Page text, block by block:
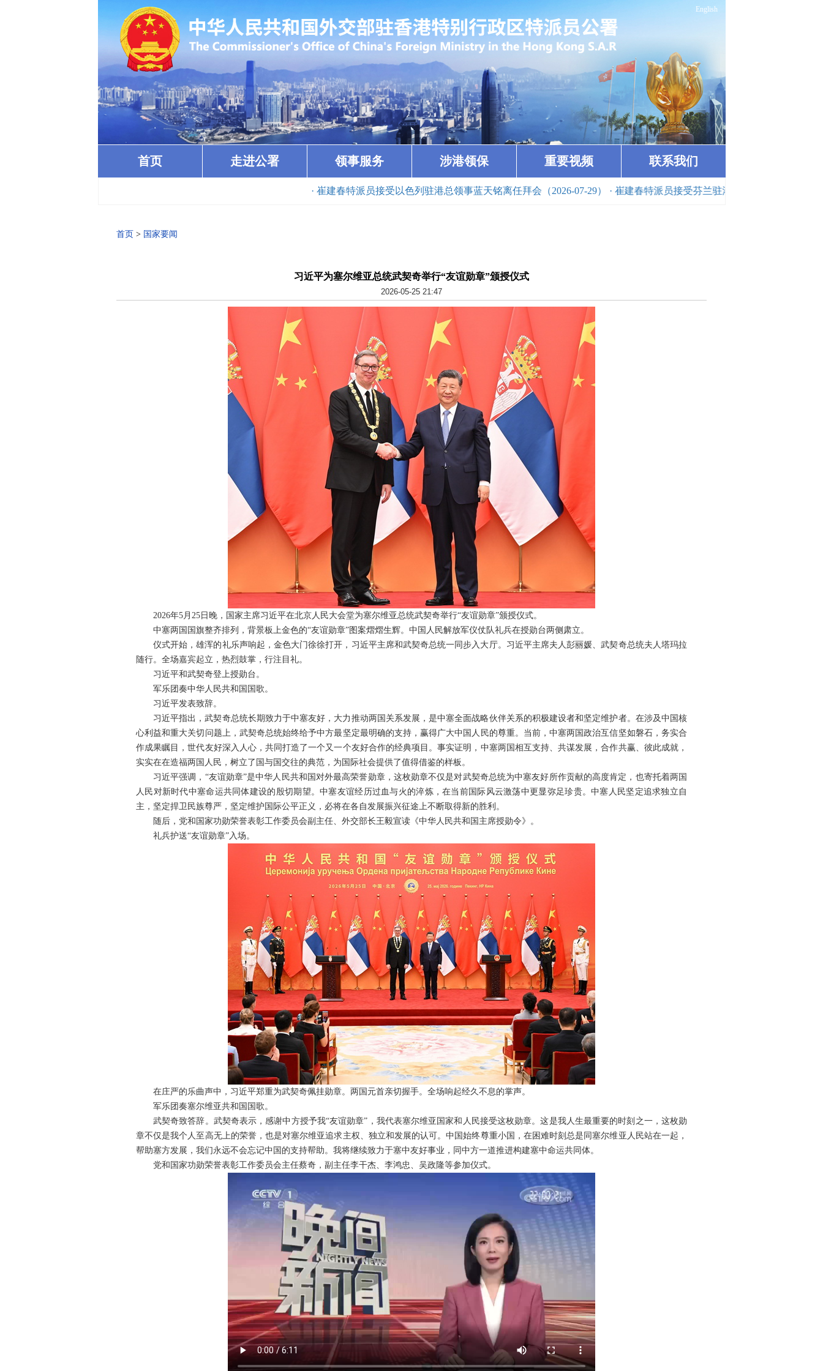
English
首页 走进公署 领事服务 涉港领保 重要视频 联系我们
· 崔建春特派员接受以色列驻港总领事蓝天铭离任拜会（2026-07-29） · 崔建春特派员接受芬兰驻港总领事高天明离任拜会（2026-
首页 > 国家要闻
习近平为塞尔维亚总统武契奇举行“友谊勋章”颁授仪式
2026-05-25 21:47
2026年5月25日晚，国家主席习近平在北京人民大会堂为塞尔维亚总统武契奇举行“友谊勋章”颁授仪式。
中塞两国国旗整齐排列，背景板上金色的“友谊勋章”图案熠熠生辉。中国人民解放军仪仗队礼兵在授勋台两侧肃立。
仪式开始，雄浑的礼乐声响起，金色大门徐徐打开，习近平主席和武契奇总统一同步入大厅。习近平主席夫人彭丽媛、武契奇总统夫人塔玛拉
随行。全场嘉宾起立，热烈鼓掌，行注目礼。
习近平和武契奇登上授勋台。
军乐团奏中华人民共和国国歌。
习近平发表致辞。
习近平指出，武契奇总统长期致力于中塞友好，大力推动两国关系发展，是中塞全面战略伙伴关系的积极建设者和坚定维护者。在涉及中国核
心利益和重大关切问题上，武契奇总统始终给予中方最坚定最明确的支持，赢得广大中国人民的尊重。当前，中塞两国政治互信坚如磐石，务实合
作成果瞩目，世代友好深入人心，共同打造了一个又一个友好合作的经典项目。事实证明，中塞两国相互支持、共谋发展，合作共赢、彼此成就，
实实在在造福两国人民，树立了国与国交往的典范，为国际社会提供了值得借鉴的样板。
习近平强调，“友谊勋章”是中华人民共和国对外最高荣誉勋章，这枚勋章不仅是对武契奇总统为中塞友好所作贡献的高度肯定，也寄托着两国
人民对新时代中塞命运共同体建设的殷切期望。中塞友谊经历过血与火的淬炼，在当前国际风云激荡中更显弥足珍贵。中塞人民坚定追求独立自
主，坚定捍卫民族尊严，坚定维护国际公平正义，必将在各自发展振兴征途上不断取得新的胜利。
随后，党和国家功勋荣誉表彰工作委员会副主任、外交部长王毅宣读《中华人民共和国主席授勋令》。
礼兵护送“友谊勋章”入场。
在庄严的乐曲声中，习近平郑重为武契奇佩挂勋章。两国元首亲切握手。全场响起经久不息的掌声。
军乐团奏塞尔维亚共和国国歌。
武契奇致答辞。武契奇表示，感谢中方授予我“友谊勋章”，我代表塞尔维亚国家和人民接受这枚勋章。这是我人生最重要的时刻之一，这枚勋
章不仅是我个人至高无上的荣誉，也是对塞尔维亚追求主权、独立和发展的认可。中国始终尊重小国，在困难时刻总是同塞尔维亚人民站在一起，
帮助塞方发展，我们永远不会忘记中国的支持帮助。我将继续致力于塞中友好事业，同中方一道推进构建塞中命运共同体。
党和国家功勋荣誉表彰工作委员会主任蔡奇，副主任李干杰、李鸿忠、吴政隆等参加仪式。